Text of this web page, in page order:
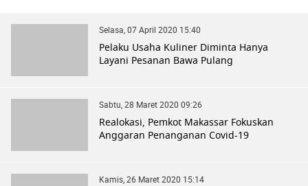
Selasa, 07 April 2020 15:40
Pelaku Usaha Kuliner Diminta Hanya
Layani Pesanan Bawa Pulang
Sabtu, 28 Maret 2020 09:26
Realokasi, Pemkot Makassar Fokuskan
Anggaran Penanganan Covid-19
Kamis, 26 Maret 2020 15:14